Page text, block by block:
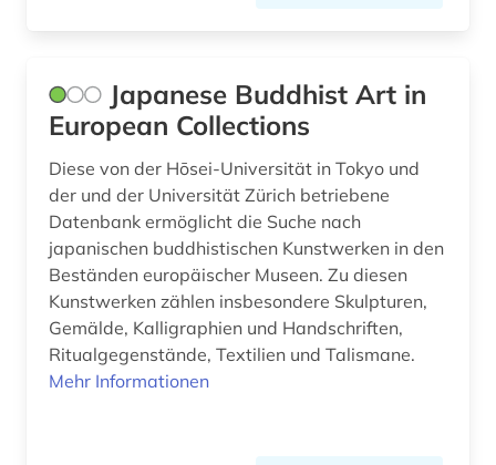
Japanese Buddhist Art in
European Collections
Diese von der Hōsei-Universität in Tokyo und
der und der Universität Zürich betriebene
Datenbank ermöglicht die Suche nach
japanischen buddhistischen Kunstwerken in den
Beständen europäischer Museen. Zu diesen
Kunstwerken zählen insbesondere Skulpturen,
Gemälde, Kalligraphien und Handschriften,
Ritualgegenstände, Textilien und Talismane.
Mehr Informationen